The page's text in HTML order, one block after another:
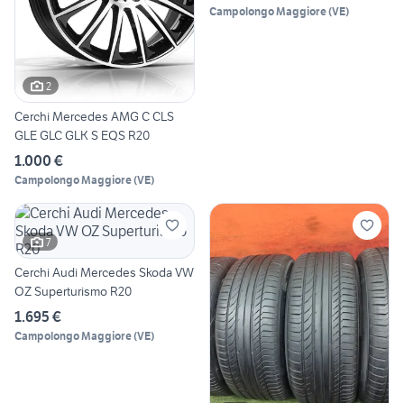
2
Cerchi Mercedes AMG C CLS
GLE GLC GLK S EQS R20
1.000 €
Campolongo Maggiore(VE)
Campolongo Maggiore(VE)
7
Cerchi Audi Mercedes Skoda VW
OZ Superturismo R20
1.695 €
Campolongo Maggiore(VE)